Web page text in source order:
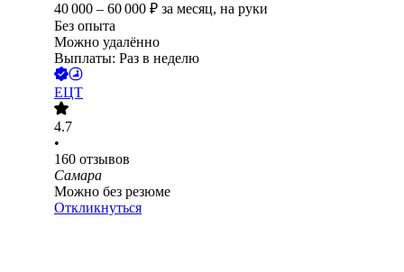
40 000 – 60 000 ₽ за месяц, на руки
Без опыта
Можно удалённо
Выплаты: Раз в неделю
ЕЦТ
4.7
•
160 отзывов
Самара
Можно без резюме
Откликнуться